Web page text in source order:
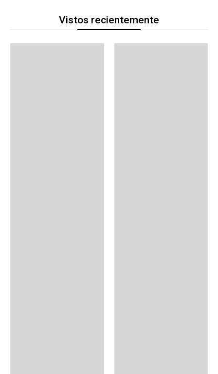
Vistos recientemente